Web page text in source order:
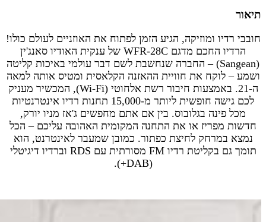
תיאור
חובבי רדיו ומוזיקה, הגיע הזמן לפתוח את האוזניים לעולם כולו!
הרדיו החכם מדגם WFR-28C של ענקית האודיו סאנג'ין
(Sangean) – החברה שנחשבת לשם דבר עולמי באיכות קליטה
ושמע – לוקח את חוויית ההאזנה הקלאסית ומטיס אותה למאה
ה-21. באמצעות חיבור רשת אלחוטי (Wi-Fi), המכשיר מעניק
לכם גישה חופשית ליותר מ-15,000 תחנות רדיו אינטרנטיות
מכל פינה בגלובוס. בין אם אתם מחפשים ג'אז מניו יורק,
חדשות מפריז או את התחנה המקומית האהובה עליכם – הכל
נמצא במרחק לחיצת כפתור. כמובן שמעבר לאינטרנט, הוא
תומך גם בקליטת רדיו FM מסורתית עם RDS וברדיו דיגיטלי
(DAB+).